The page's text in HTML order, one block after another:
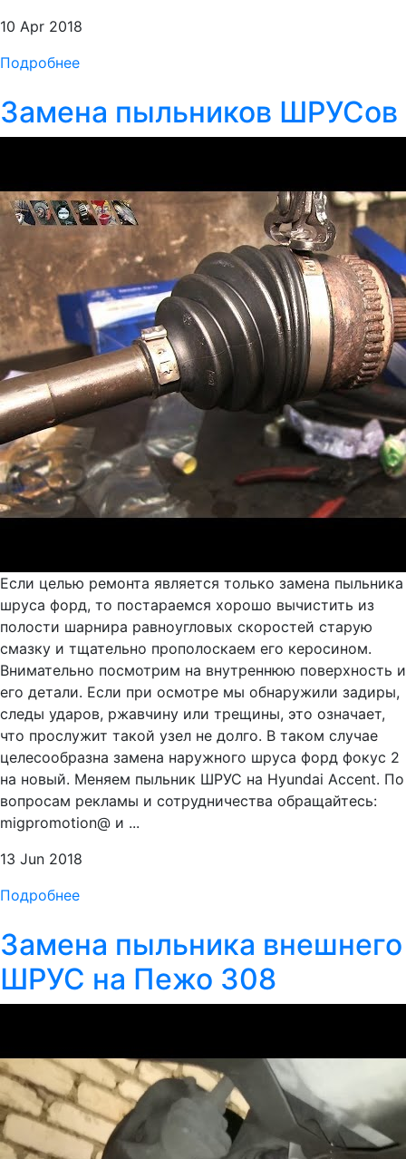
10 Apr 2018
Подробнее
Замена пыльников ШРУСов
Если целью ремонта является только замена пыльника
шруса форд, то постараемся хорошо вычистить из
полости шарнира равноугловых скоростей старую
смазку и тщательно прополоскаем его керосином.
Внимательно посмотрим на внутреннюю поверхность и
его детали. Если при осмотре мы обнаружили задиры,
следы ударов, ржавчину или трещины, это означает,
что прослужит такой узел не долго. В таком случае
целесообразна замена наружного шруса форд фокус 2
на новый. Меняем пыльник ШРУС на Hyundai Accent. По
вопросам рекламы и сотрудничества обращайтесь:
migpromotion@ и ...
13 Jun 2018
Подробнее
Замена пыльника внешнего
ШРУС на Пежо 308